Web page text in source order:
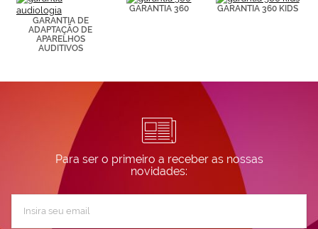
GARANTIA DE
ADAPTAÇÃO DE
APARELHOS
AUDITIVOS
GARANTIA 360 GARANTIA 360 KIDS
Para ser o primeiro a receber as nossas
novidades: